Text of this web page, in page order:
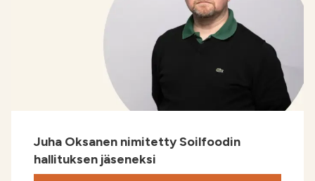
Juha Oksanen nimitetty Soilfoodin
hallituksen jäseneksi